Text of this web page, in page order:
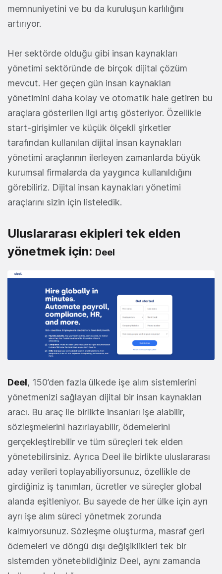
memnuniyetini ve bu da kuruluşun karlılığını
artırıyor.
Her sektörde olduğu gibi insan kaynakları
yönetimi sektöründe de birçok dijital çözüm
mevcut. Her geçen gün insan kaynakları
yönetimini daha kolay ve otomatik hale getiren bu
araçlara gösterilen ilgi artış gösteriyor. Özellikle
start-girişimler ve küçük ölçekli şirketler
tarafından kullanılan dijital insan kaynakları
yönetimi araçlarının ilerleyen zamanlarda büyük
kurumsal firmalarda da yaygınca kullanıldığını
görebiliriz. Dijital insan kaynakları yönetimi
araçlarını sizin için listeledik.
Uluslararası ekipleri tek elden
yönetmek için: Deel
Deel, 150’den fazla ülkede işe alım sistemlerini
yönetmenizi sağlayan dijital bir insan kaynakları
aracı. Bu araç ile birlikte insanları işe alabilir,
sözleşmelerini hazırlayabilir, ödemelerini
gerçekleştirebilir ve tüm süreçleri tek elden
yönetebilirsiniz. Ayrıca Deel ile birlikte uluslararası
aday verileri toplayabiliyorsunuz, özellikle de
girdiğiniz iş tanımları, ücretler ve süreçler global
alanda eşitleniyor. Bu sayede de her ülke için ayrı
ayrı işe alım süreci yönetmek zorunda
kalmıyorsunuz. Sözleşme oluşturma, masraf geri
ödemeleri ve döngü dışı değişiklikleri tek bir
sistemden yönetebildiğiniz Deel, aynı zamanda